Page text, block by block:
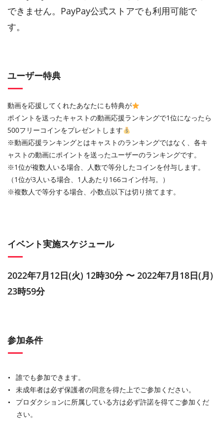
できません。PayPay公式ストアでも利用可能で
す。
ユーザー特典
動画を応援してくれたあなたにも特典が
ポイントを送ったキャストの動画応援ランキングで1位になったら
500フリーコインをプレゼントします
※動画応援ランキングとはキャストのランキングではなく、各キ
ャストの動画にポイントを送ったユーザーのランキングです。
※1位が複数人いる場合、人数で等分したコインを付与します。
（1位が3人いる場合、1人あたり166コイン付与。）
※複数人で等分する場合、小数点以下は切り捨てます。
イベント実施スケジュール
2022年7月12日(火) 12時30分 〜 2022年7月18日(月)
23時59分
参加条件
誰でも参加できます。
未成年者は必ず保護者の同意を得た上でご参加ください。
プロダクションに所属している方は必ず許諾を得てご参加くだ
さい。